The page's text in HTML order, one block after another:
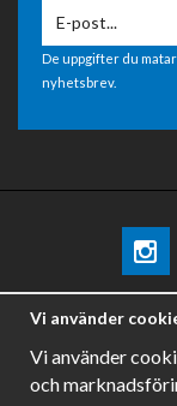
De uppgifter du
nyhetsbrev.
Be the firstto
Vi använder
Vi använder
och